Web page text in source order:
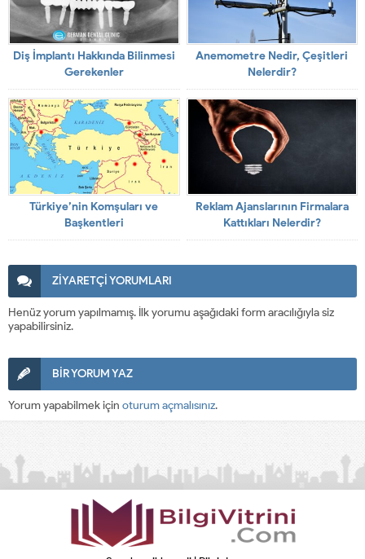
Diş İmplantı Hakkında Bilinmesi
Gerekenler
Anemometre Nedir, Çeşitleri
Nelerdir?
Türkiye’nin Komşuları ve
Başkentleri
Reklam Ajanslarının Firmalara
Kattıkları Nelerdir?
ZİYARETÇİ YORUMLARI
Henüz yorum yapılmamış. İlk yorumu aşağıdaki form aracılığıyla siz
yapabilirsiniz.
BİR YORUM YAZ
Yorum yapabilmek için oturum açmalısınız.